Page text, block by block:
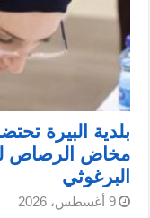
بلدية البيرة
مخاض الرصاص
البرغوثي
9 أغسطس، 2026